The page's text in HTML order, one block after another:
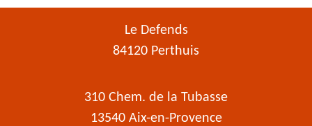
Le Defends
84120 Perthuis
310 Chem. de la Tubasse
13540 Aix-en-Provence